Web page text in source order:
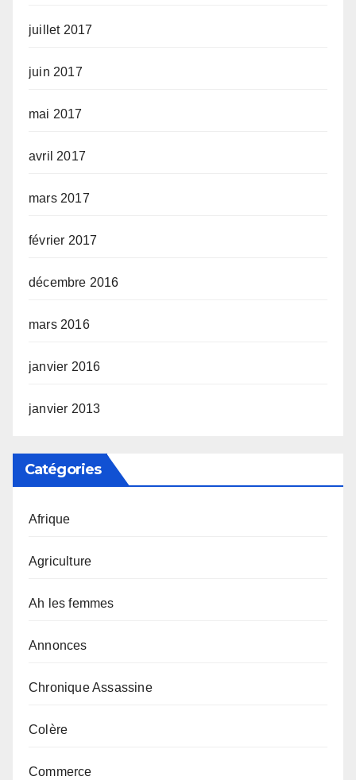
juillet 2017
juin 2017
mai 2017
avril 2017
mars 2017
février 2017
décembre 2016
mars 2016
janvier 2016
janvier 2013
Catégories
Afrique
Agriculture
Ah les femmes
Annonces
Chronique Assassine
Colère
Commerce